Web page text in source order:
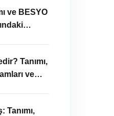
ve BESYO
Tanımı,
ve
Tanımı,